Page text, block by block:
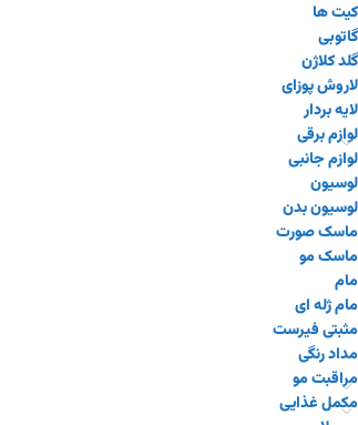
کیت ها
گاتوبی
گلد کلاژن
لاروش پوزای
لایه بردار
لوازم برقی
لوازم جانبی
لوسیون
لوسیون بدن
ماسک صورت
ماسک مو
مام
مام ژله ای
مثبتی فیرست
مداد رنگی
مراقبت مو
مکمل غذایی